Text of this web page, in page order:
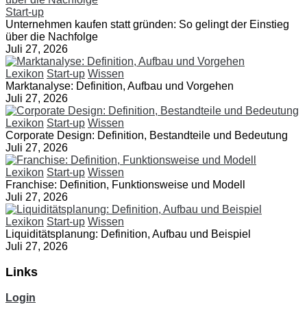
Start-up
Unternehmen kaufen statt gründen: So gelingt der Einstieg
über die Nachfolge
Juli 27, 2026
Lexikon Start-up Wissen
Marktanalyse: Definition, Aufbau und Vorgehen
Juli 27, 2026
Lexikon Start-up Wissen
Corporate Design: Definition, Bestandteile und Bedeutung
Juli 27, 2026
Lexikon Start-up Wissen
Franchise: Definition, Funktionsweise und Modell
Juli 27, 2026
Lexikon Start-up Wissen
Liquiditätsplanung: Definition, Aufbau und Beispiel
Juli 27, 2026
Links
Login